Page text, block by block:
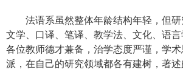
法语系虽然整体年龄结构年轻，但
文学、口译、笔译、教学法、文化、语言
各位教师德才兼备，治学态度严谨，学
派，在自己的研究领域都各有建树，著述